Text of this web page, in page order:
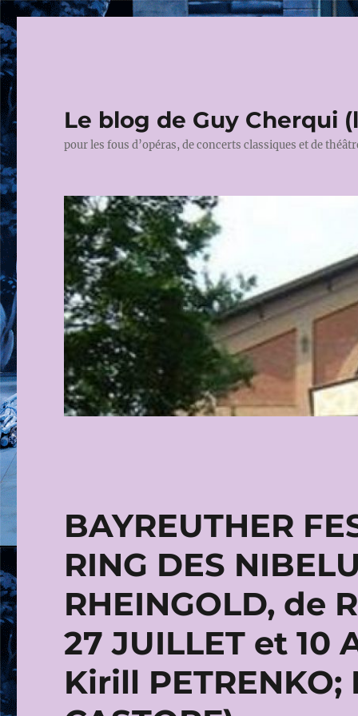
Le blog de Guy Cherqui
pour les fous d’opéras, de concerts classiques et de
BAYREUTHER
RING DES
RHEINGOLD, de
27 JUILLET et 10
Kirill